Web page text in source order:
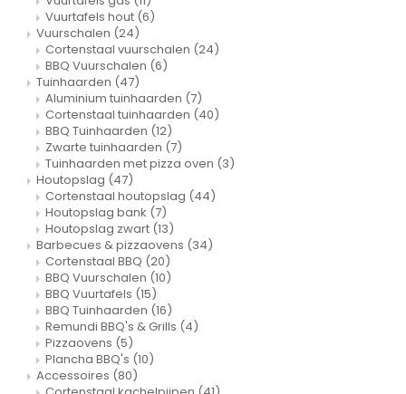
Vuurtafels hout (6)
Vuurschalen (24)
Cortenstaal vuurschalen (24)
BBQ Vuurschalen (6)
Tuinhaarden (47)
Aluminium tuinhaarden (7)
Cortenstaal tuinhaarden (40)
BBQ Tuinhaarden (12)
Zwarte tuinhaarden (7)
Tuinhaarden met pizza oven (3)
Houtopslag (47)
Cortenstaal houtopslag (44)
Houtopslag bank (7)
Houtopslag zwart (13)
Barbecues & pizzaovens (34)
Cortenstaal BBQ (20)
BBQ Vuurschalen (10)
BBQ Vuurtafels (15)
BBQ Tuinhaarden (16)
Remundi BBQ's & Grills (4)
Pizzaovens (5)
Plancha BBQ's (10)
Accessoires (80)